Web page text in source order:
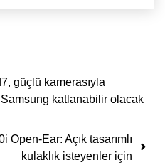
güçlü kamerasıyla
katlanabilir olacak
Ear: Açık tasarımlı
kulaklık isteyenler için